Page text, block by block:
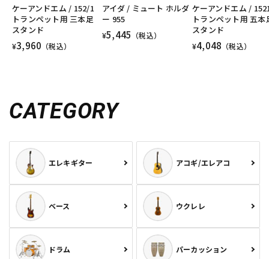
ケーアンドエム / 152/1
トランペット用 三本足
スタンド
¥3,960 （税込）
アイダ / ミュート ホルダ
ー 955
¥5,445 （税込）
ケーアンドエム /
トランペット用 五本
スタンド
¥4,048 （税込）
CATEGORY
エレキギター アコギ/エレアコ
ベース ウクレレ
ドラム パーカッション